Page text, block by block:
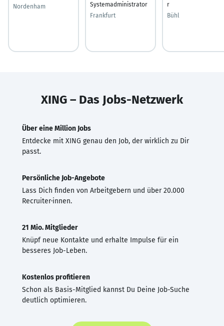
Nordenham
Systemadministrator
Frankfurt
r
Bühl
XING – Das Jobs-Netzwerk
Über eine Million Jobs
Entdecke mit XING genau den Job, der wirklich zu Dir
passt.
Persönliche Job-Angebote
Lass Dich finden von Arbeitgebern und über 20.000
Recruiter·innen.
21 Mio. Mitglieder
Knüpf neue Kontakte und erhalte Impulse für ein
besseres Job-Leben.
Kostenlos profitieren
Schon als Basis-Mitglied kannst Du Deine Job-Suche
deutlich optimieren.